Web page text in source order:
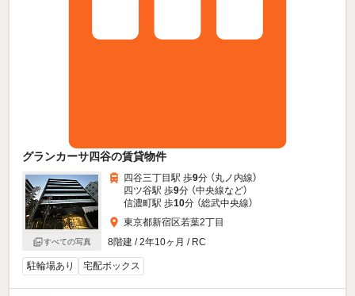
グランカーサ四谷の賃貸物件
すべての写真
四谷三丁目駅 歩9分 （丸ノ内線）
四ツ谷駅 歩9分 （中央線など）
信濃町駅 歩10分 （総武中央線）
東京都新宿区若葉2丁目
8階建 / 2年10ヶ月 / RC
駐輪場あり 宅配ボックス